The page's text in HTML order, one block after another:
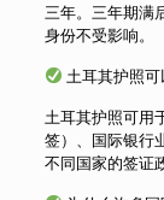
三年。三年期满
身份不受影响。
土耳其护照
土耳其护照可用
签）、国际银行
不同国家的签证